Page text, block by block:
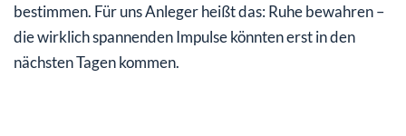
bestimmen. Für uns Anleger heißt das: Ruhe bewahren –
die wirklich spannenden Impulse könnten erst in den
nächsten Tagen kommen.